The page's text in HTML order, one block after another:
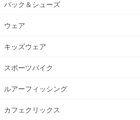
パック＆シューズ
ウェア
キッズウェア
スポーツバイク
ルアーフィッシング
カフェクリックス